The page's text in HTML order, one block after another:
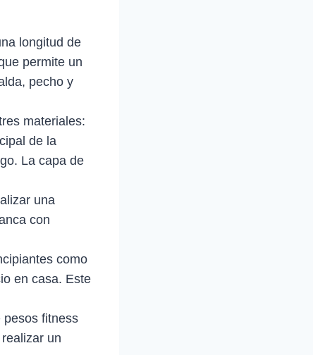
longitud de
permite un
pecho y
materiales:
de la
La capa de
una
con
como
en casa. Este
pesos fitness
un